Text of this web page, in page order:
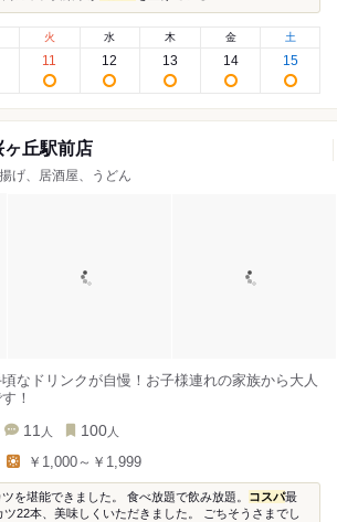
火
11
水
12
木
13
金
14
土
15
ヶ丘駅前店
げ、居酒屋、うどん
なドリンクが自慢！お子様連れの家族から大人
！
11 人 100 人
￥1,000～￥1,999
を堪能できました。 食べ放題で飲み放題。 コスパ最
22本、美味しくいただきました。 ごちそうさまでし